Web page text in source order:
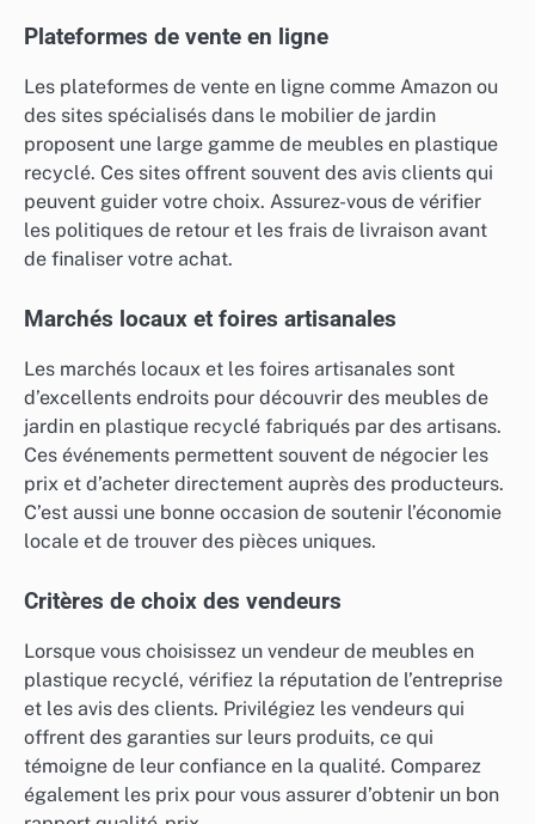
Plateformes de vente en ligne
Les plateformes de vente en ligne comme Amazon ou
des sites spécialisés dans le mobilier de jardin
proposent une large gamme de meubles en plastique
recyclé. Ces sites offrent souvent des avis clients qui
peuvent guider votre choix. Assurez-vous de vérifier
les politiques de retour et les frais de livraison avant
de finaliser votre achat.
Marchés locaux et foires artisanales
Les marchés locaux et les foires artisanales sont
d’excellents endroits pour découvrir des meubles de
jardin en plastique recyclé fabriqués par des artisans.
Ces événements permettent souvent de négocier les
prix et d’acheter directement auprès des producteurs.
C’est aussi une bonne occasion de soutenir l’économie
locale et de trouver des pièces uniques.
Critères de choix des vendeurs
Lorsque vous choisissez un vendeur de meubles en
plastique recyclé, vérifiez la réputation de l’entreprise
et les avis des clients. Privilégiez les vendeurs qui
offrent des garanties sur leurs produits, ce qui
témoigne de leur confiance en la qualité. Comparez
également les prix pour vous assurer d’obtenir un bon